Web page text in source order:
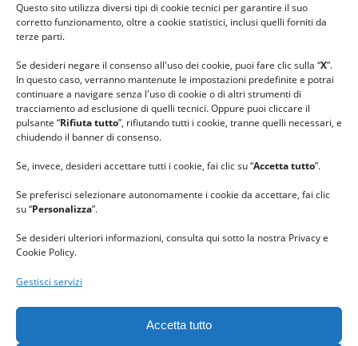
Questo sito utilizza diversi tipi di cookie tecnici per garantire il suo
corretto funzionamento, oltre a cookie statistici, inclusi quelli forniti da
terze parti.
Se desideri negare il consenso all'uso dei cookie, puoi fare clic sulla “X”.
In questo caso, verranno mantenute le impostazioni predefinite e potrai
continuare a navigare senza l'uso di cookie o di altri strumenti di
tracciamento ad esclusione di quelli tecnici. Oppure puoi cliccare il
pulsante “Rifiuta tutto”, rifiutando tutti i cookie, tranne quelli necessari, e
chiudendo il banner di consenso.
Se, invece, desideri accettare tutti i cookie, fai clic su “Accetta tutto”.
Se preferisci selezionare autonomamente i cookie da accettare, fai clic
su “Personalizza”.
Se desideri ulteriori informazioni, consulta qui sotto la nostra Privacy e
Cookie Policy.
Gestisci servizi
Accetta tutto
#lanaterapia
#ilcaloredellempatia